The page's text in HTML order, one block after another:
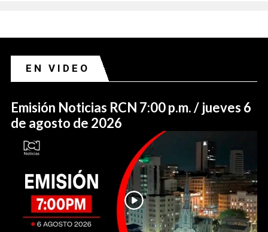
EN VIDEO
Emisión Noticias RCN 7:00 p.m. / jueves 6
de agosto de 2026